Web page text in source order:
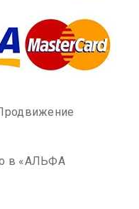
в «АЛЬФА